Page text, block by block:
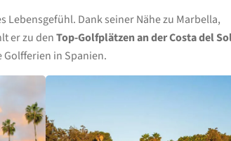
Dank seiner Nähe zu Marbella,
er zu denTop-Golfplätzen an der Costa del
in Spanien.